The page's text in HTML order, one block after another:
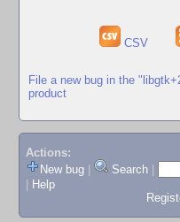
CSV
File a new bug in the
product
Actions:
New bug
Search
Help